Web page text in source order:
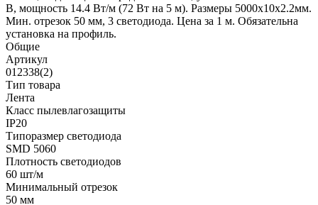
В, мощность 14.4 Вт/м (72 Вт на 5 м). Размеры 5000x10x2.2мм.
Мин. отрезок 50 мм, 3 светодиода. Цена за 1 м. Обязательна
установка на профиль.
Общие
Артикул
012338(2)
Тип товара
Лента
Класс пылевлагозащиты
IP20
Типоразмер светодиода
SMD 5060
Плотность светодиодов
60 шт/м
Минимальный отрезок
50 мм